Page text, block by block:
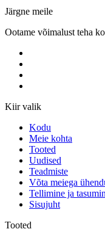
Järgne meile
Ootame võimalust teha
Kiir valik
Kodu
Meie kohta
Tooted
Uudised
Teadmiste
Võta meiega
Tellimine ja
Sisujuht
Tooted